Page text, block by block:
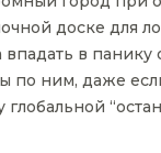
доске для
в
ним, даже если
глобальной